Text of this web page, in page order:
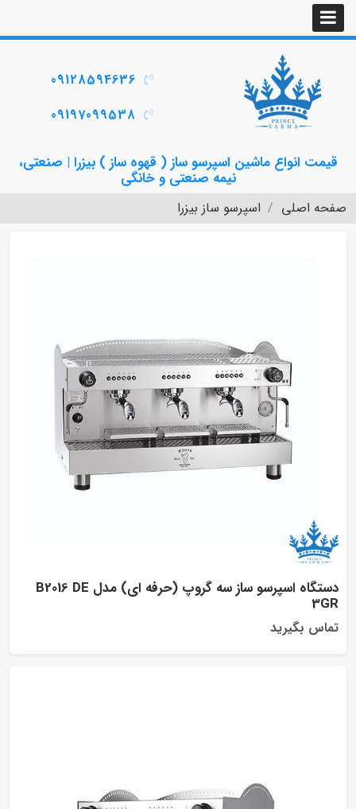
انواع ماشین اسپرسو ساز ( قهوه ساز ) بیزرا | صنعتی،
نیمه صنعتی و خانگی
09128594636
09197099538
اصلی اسپرسو ساز بیزرا
دستگاه اسپرسو ساز سه گروپ (حرفه ای) مدل B2016 DE
بگیرید